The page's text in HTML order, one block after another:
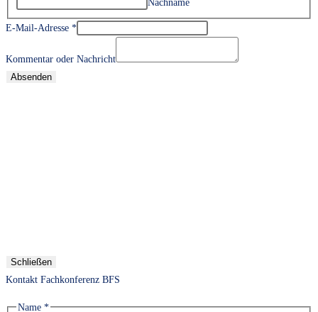
Nachname
E-Mail-Adresse *
Kommentar oder Nachricht
Absenden
Schließen
Kontakt Fachkonferenz BFS
Name *